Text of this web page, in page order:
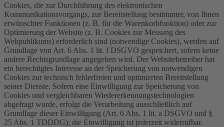
Cookies, die zur Durchführung des elektronischen
Kommunikationsvorgangs, zur Bereitstellung bestimmter, von Ihnen
erwünschter Funktionen (z. B. für die Warenkorbfunktion) oder zur
Optimierung der Website (z. B. Cookies zur Messung des
Webpublikums) erforderlich sind (notwendige Cookies), werden auf
Grundlage von Art. 6 Abs. 1 lit. f DSGVO gespeichert, sofern keine
andere Rechtsgrundlage angegeben wird. Der Websitebetreiber hat
ein berechtigtes Interesse an der Speicherung von notwendigen
Cookies zur technisch fehlerfreien und optimierten Bereitstellung
seiner Dienste. Sofern eine Einwilligung zur Speicherung von
Cookies und vergleichbaren Wiedererkennungstechnologien
abgefragt wurde, erfolgt die Verarbeitung ausschließlich auf
Grundlage dieser Einwilligung (Art. 6 Abs. 1 lit. a DSGVO und §
25 Abs. 1 TDDDG); die Einwilligung ist jederzeit widerrufbar.